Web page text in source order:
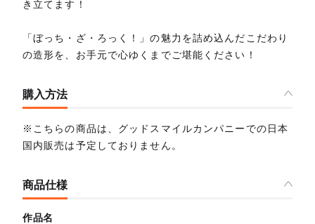
き立てます！
「ぼっち・ざ・ろっく！」の魅力を詰め込んだこだわり
の造形を、お手元で心ゆくまでご堪能ください！
購入方法
※こちらの商品は、グッドスマイルカンパニーでの日本
国内販売は予定しておりません。
商品仕様
作品名